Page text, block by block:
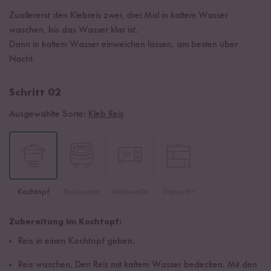
Zuallererst den Klebreis zwei, drei Mal in kaltem Wasser
waschen, bis das Wasser klar ist.
Dann in kaltem Wasser einweichen lassen, am besten über
Nacht.
Schritt 02
Ausgewählte Sorte: Kleb Reis
Kochtopf
Zubereitung im Kochtopf:
Reis in einen Kochtopf geben.
Reis waschen. Den Reis mit kaltem Wasser bedecken. Mit den